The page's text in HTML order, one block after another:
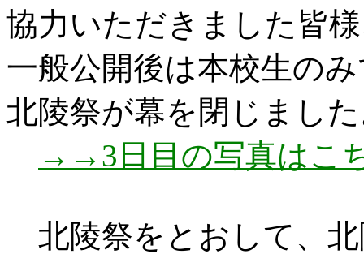
協力いただきました皆
一般公開後は本校生の
北陵祭が幕を閉じまし
→→3日目の写真は
北陵祭をとおして、